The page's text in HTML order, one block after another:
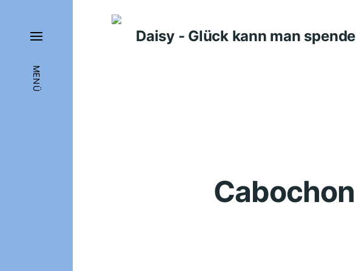
MENÜ
Daisy - Glück kann man